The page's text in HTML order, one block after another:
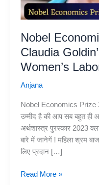
Nobel
Claudia
Women’s
Anjana
Nobel Economics Prize
उम्मीद है की आप सब बहुत ही
अर्थशास्त्र पुरस्कार 2023
बारे में जानेगें ! महिला श्रम
लिए प्रदान […]
Nobel
Read More »